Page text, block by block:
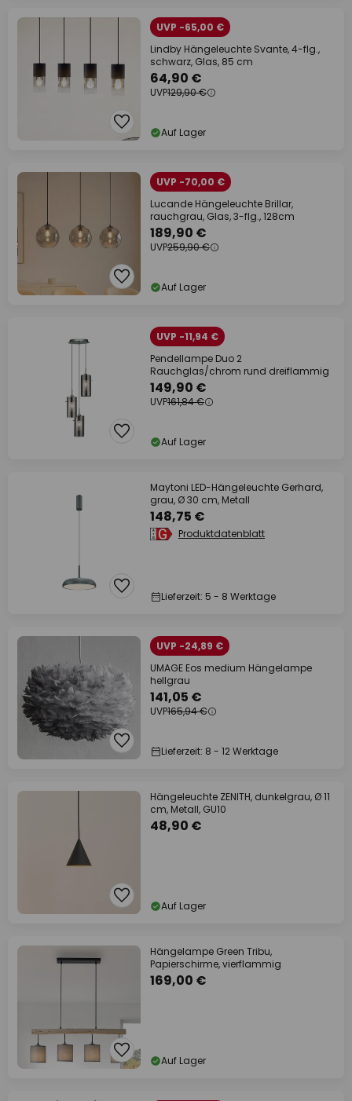
UVP -65,00 €
Lindby Hängeleuchte Svante, 4-flg.,
schwarz, Glas, 85 cm
64,90 €
UVP129,90 €
Auf Lager
UVP -70,00 €
Lucande Hängeleuchte Brillar,
rauchgrau, Glas, 3-flg., 128cm
189,90 €
UVP259,90 €
Auf Lager
UVP -11,94 €
Pendellampe Duo 2
Rauchglas/chrom rund dreiflammig
149,90 €
UVP161,84 €
Auf Lager
Maytoni LED-Hängeleuchte Gerhard,
grau, Ø 30 cm, Metall
148,75 €
Produktdatenblatt
Lieferzeit: 5 - 8 Werktage
UVP -24,89 €
UMAGE Eos medium Hängelampe
hellgrau
141,05 €
UVP165,94 €
Lieferzeit: 8 - 12 Werktage
Hängeleuchte ZENITH, dunkelgrau, Ø 11
cm, Metall, GU10
48,90 €
Auf Lager
Hängelampe Green Tribu,
Papierschirme, vierflammig
169,00 €
Auf Lager